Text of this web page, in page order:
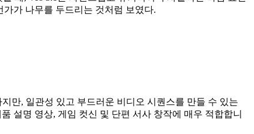
가 나무를 두드리는 것처럼 보였다.
만, 일관성 있고 부드러운 비디오 시퀀스를 만들 수 있는
설명 영상, 게임 컷신 및 단편 서사 창작에 매우 적합합니